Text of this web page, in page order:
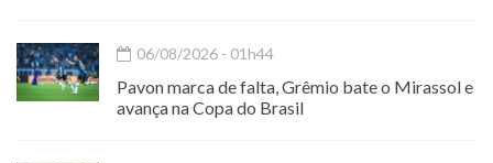
06/08/2026 - 01h44
Pavon marca de falta, Grêmio bate o Mirassol e
avança na Copa do Brasil